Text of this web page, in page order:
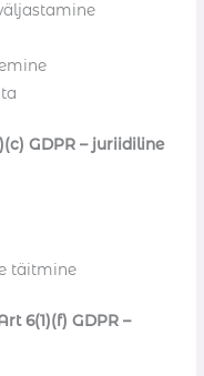
GDPR – juriidiline
täitmine
6(1)(f) GDPR –